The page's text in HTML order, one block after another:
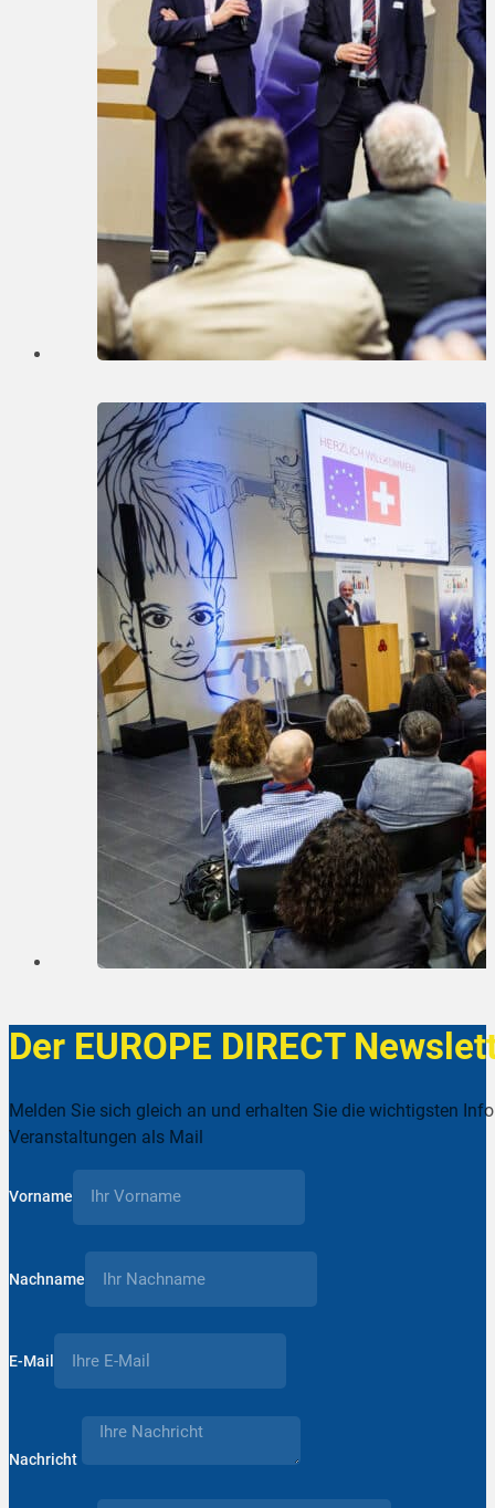
Der EUROPE DIRECT
Melden Sie sich gleich an und erhalten Sie die wichtigsten
Veranstaltungen als Mail
Vorname
Nachname
E-Mail
Nachricht